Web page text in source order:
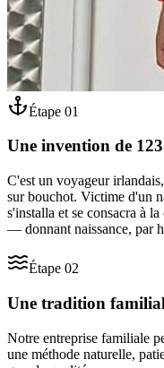
Étape 01
Une invention de
C'est un voyageur
sur bouchot. Victime d'un
s'installa et se consacra à
— donnant naissance, par
Étape 02
Une tradition
Notre entreprise familiale
une méthode naturelle,